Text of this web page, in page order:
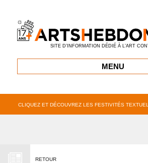
SITE D’INFORMATION DÉDIÉ À L’ART
MENU
CLIQUEZ ET DÉCOUVREZ LES FESTIVITÉS
RETOUR